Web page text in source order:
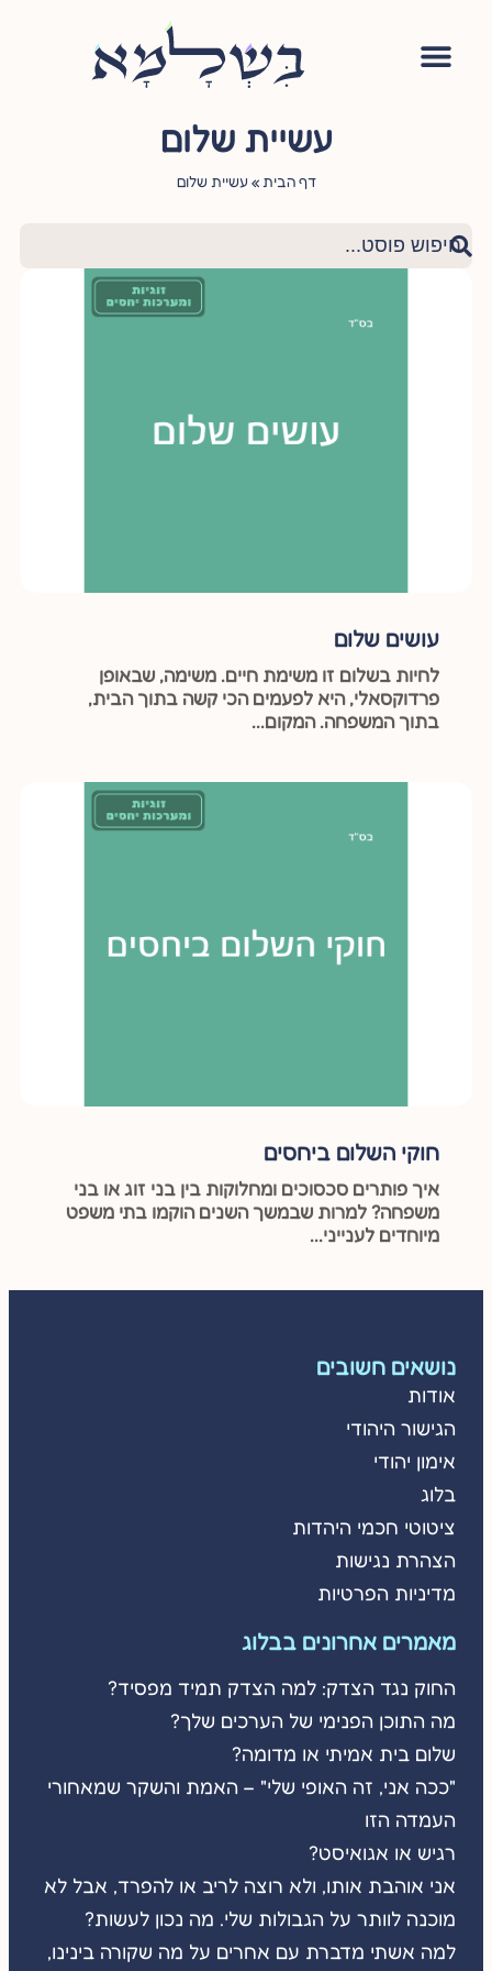
עשיית שלום
דף הבית » עשיית שלום
עושים שלום
לחיות בשלום זו משימת חיים. משימה, שבאופן
פרדוקסאלי, היא לפעמים הכי קשה בתוך הבית,
בתוך המשפחה. המקום...
חוקי השלום ביחסים
איך פותרים סכסוכים ומחלוקות בין בני זוג או בני
משפחה? למרות שבמשך השנים הוקמו בתי משפט
מיוחדים לענייני...
נושאים חשובים
אודות
הגישור היהודי
אימון יהודי
בלוג
ציטוטי חכמי היהדות
הצהרת נגישות
מדיניות הפרטיות
מאמרים אחרונים בבלוג
החוק נגד הצדק: למה הצדק תמיד מפסיד?
מה התוכן הפנימי של הערכים שלך?
שלום בית אמיתי או מדומה?
"ככה אני, זה האופי שלי" – האמת והשקר שמאחורי
העמדה הזו
רגיש או אגואיסט?
אני אוהבת אותו, ולא רוצה לריב או להפרד, אבל לא
מוכנה לוותר על הגבולות שלי. מה נכון לעשות?
למה אשתי מדברת עם אחרים על מה שקורה בינינו,